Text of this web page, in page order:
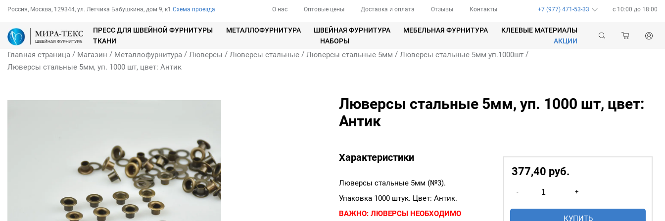
Россия, Москва, 129344, ул. Летчика Бабушкина, дом 9, к1.Схема проезда О нас Оптовые цены Доставка и оплата Отзывы Контакты +7 (977) 471-53-33 c 10:00 до 18:00
ПРЕСС ДЛЯ ШВЕЙНОЙ ФУРНИТУРЫ МЕТАЛЛОФУРНИТУРА ШВЕЙНАЯ ФУРНИТУРА МЕБЕЛЬНАЯ ФУРНИТУРА
КЛЕЕВЫЕ МАТЕРИАЛЫ
ТКАНИ
НАБОРЫ АКЦИИ
Главная страница / Магазин / Металлофурнитура / Люверсы / Люверсы стальные / Люверсы стальные 5мм / Люверсы стальные 5мм уп.1000шт /
Люверсы стальные 5мм, уп. 1000 шт, цвет: Антик
Люверсы стальные 5мм, уп. 1000 шт, цвет:
Антик
Характеристики
Люверсы стальные 5мм (№3).
Упаковка 1000 штук. Цвет: Антик.
ВАЖНО: ЛЮВЕРСЫ НЕОБХОДИМО
377,40 руб.
-
товара
Люверсы
+
КУПИТЬ